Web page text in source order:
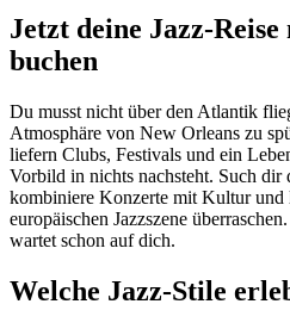
Jetzt deine Jazz-
buchen
Du musst nicht über den Atlantik
Atmosphäre von New Orleans zu
liefern Clubs, Festivals und ein
Vorbild in nichts nachsteht. Such dir
kombiniere Konzerte mit Kultur und
europäischen Jazzszene
wartet schon auf dich.
Welche Jazz-Stile